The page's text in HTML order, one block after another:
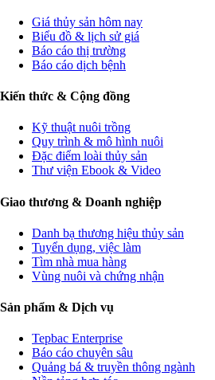
Giá thủy sản hôm nay
Biểu đồ & lịch sử giá
Báo cáo thị trường
Báo cáo dịch bệnh
Kiến thức & Cộng đồng
Kỹ thuật nuôi trồng
Quy trình & mô hình nuôi
Đặc điểm loài thủy sản
Thư viện Ebook & Video
Giao thương & Doanh nghiệp
Danh bạ thương hiệu thủy sản
Tuyển dụng, việc làm
Tìm nhà mua hàng
Vùng nuôi và chứng nhận
Sản phẩm & Dịch vụ
Tepbac Enterprise
Báo cáo chuyên sâu
Quảng bá & truyền thông ngành